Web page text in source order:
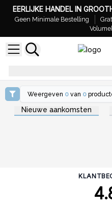
EERLIJKE HANDEL IN
Geen Minimale Bestelling
Weergeven 0 van 0
Nieuwe aankomsten